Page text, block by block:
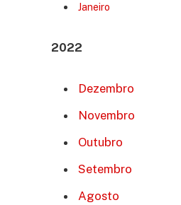
Janeiro
2022
Dezembro
Novembro
Outubro
Setembro
Agosto